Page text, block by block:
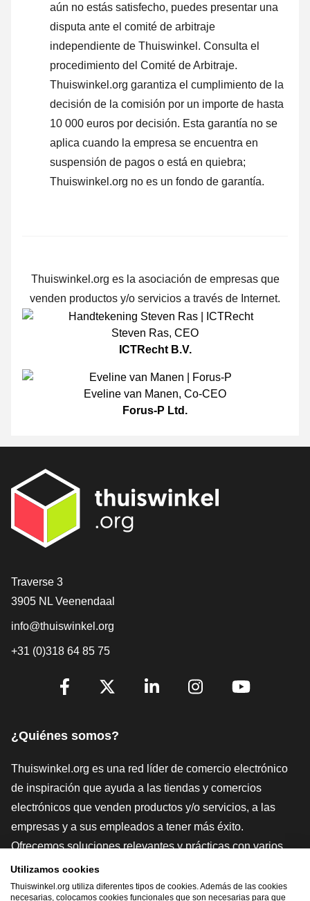
aún no estás satisfecho, puedes presentar una
disputa ante el comité de arbitraje
independiente de Thuiswinkel. Consulta el
procedimiento del Comité de Arbitraje.
Thuiswinkel.org garantiza el cumplimiento de la
decisión de la comisión por un importe de hasta
10 000 euros por decisión. Esta garantía no se
aplica cuando la empresa se encuentra en
suspensión de pagos o está en quiebra;
Thuiswinkel.org no es un fondo de garantía.
Thuiswinkel.org es la asociación de empresas que
venden productos y/o servicios a través de Internet.
Steven Ras, CEO
ICTRecht B.V.
Eveline van Manen, Co-CEO
Forus-P Ltd.
[_General:Contact]
Traverse 3
3905 NL Veenendaal
info@thuiswinkel.org
+31 (0)318 64 85 75
[_General:SocialMediaTitle]
¿Quiénes somos?
Thuiswinkel.org es una red líder de comercio electrónico
de inspiración que ayuda a las tiendas y comercios
electrónicos que venden productos y/o servicios, a las
empresas y a sus empleados a tener más éxito.
Ofrecemos soluciones relevantes y prácticas con varios
sellos de confianza, Thuiswinkel Reviews, herramientas y
asesoramiento jurídico, defensa, estudios de mercado, y
Utilizamos cookies
Thuiswinkel.org utiliza diferentes tipos de cookies. Además de las cookies
necesarias, colocamos cookies funcionales que son necesarias para que